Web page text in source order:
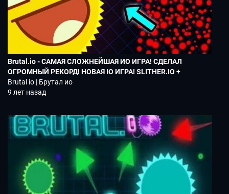
Brutal.io - САМАЯ СЛОЖНЕЙШАЯ ИО ИГРА! СДЕЛАЛ
ОГРОМНЫЙ РЕКОРД! НОВАЯ IO ИГРА! SLITHER.IO +
WORMAX.IO
Brutal io | Брутал ио
9 лет назад